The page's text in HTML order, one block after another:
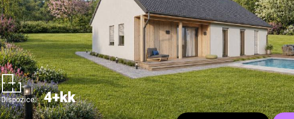
Dispozice: 4+kk